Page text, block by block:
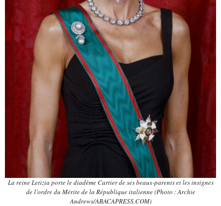
La reine Letizia porte le diadème Cartier de ses beaux-parents et les insignes
de l’ordre du Mérite de la République italienne (Photo : Archie
Andrews/ABACAPRESS.COM)